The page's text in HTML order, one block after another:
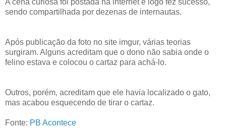
sendo compartilhada por dezenas de internautas.
Após publicação da foto no site imgur, várias teorias
surgiram. Alguns acreditam que o dono não sabia onde o
felino estava e colocou o cartaz para achá-lo.
Outros, porém, acreditam que ele havia localizado o gato,
mas acabou esquecendo de tirar o cartaz.
Fonte: PB Acontece